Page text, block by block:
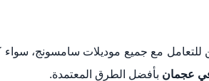
مع جميع موديلات سامسونج،
عجمان بأفضل الطرق المعتمدة.